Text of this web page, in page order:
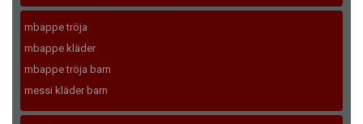
mbappe tröja
mbappe kläder
mbappe tröja barn
messi kläder barn